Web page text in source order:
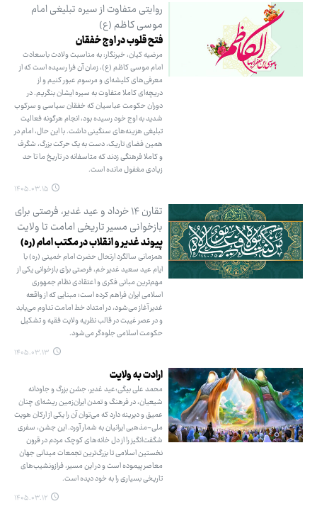
روایتی متفاوت از سیره تبلیغی امام
موسی کاظم (ع)
فتح قلوب در اوج خفقان
مرضیه کیان، خبرنگار: به مناسبت ولادت باسعادت
امام موسی کاظم (ع)، زمان آن فرا رسیده است که از
معرفی‌های کلیشه‌ای و مرسوم عبور کنیم و از
دریچه‌ای کاملا متفاوت به سیره ایشان بنگریم. در
دوران حکومت عباسیان که خفقان سیاسی و سرکوب
شدید به اوج خود رسیده بود، انجام هرگونه فعالیت
تبلیغی هزینه‌های سنگینی داشت. با این حال، امام در
همین فضای تاریک، دست به یک حرکت بزرگ، شگرف
و کاملا فرهنگی زدند که متاسفانه در تاریخ ما تا حد
زیادی مغفول مانده است.
۱۴۰۵.۰۳.۱۵
تقارن ۱۴ خرداد و عید غدیر، فرصتی برای
بازخوانی مسیر تاریخی امامت تا ولایت
پیوند غدیر و انقلاب در مکتب امام (ره)
همزمانی سالگرد ارتحال حضرت امام خمینی (ره) با
ایام عید سعید غدیر خم، فرصتی برای بازخوانی یکی از
مهم‌ترین مبانی فکری و اعتقادی نظام جمهوری
اسلامی ایران فراهم کرده است؛ مبنایی که از واقعه
غدیر آغاز می‌شود، در امتداد خط امامت تداوم می‌یابد
و در عصر غیبت در قالب نظریه ولایت فقیه و تشکیل
حکومت اسلامی جلوه‌گر می‌شود.
۱۴۰۵.۰۳.۱۳
ارادت به ولایت
محمد علی بیگی:عید غدیر، جشن بزرگ و جاودانه
شیعیان، در فرهنگ و تمدن ایران‌زمین ریشه‌ای چنان
عمیق و دیرینه دارد که می‌توان آن را یکی از ارکان هویت
ملی-مذهبی ایرانیان به شمار آورد. این جشن، سفری
شگفت‌انگیز را از دل خانه‌های کوچک مردم در قرون
نخستین اسلامی تا بزرگ‌ترین تجمعات میدانی جهان
معاصر پیموده است و در این مسیر، فرازونشیب‌های
تاریخی بسیاری را به خود دیده است.
۱۴۰۵.۰۳.۱۲